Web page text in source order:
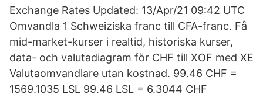
Exchange Rates Updated: 13/Apr/21 09:42 UTC
Omvandla 1 Schweiziska franc till CFA-franc. Få
mid-market-kurser i realtid, historiska kurser,
data- och valutadiagram för CHF till XOF med XE
Valutaomvandlare utan kostnad. 99.46 CHF =
1569.1035 LSL 99.46 LSL = 6.3044 CHF